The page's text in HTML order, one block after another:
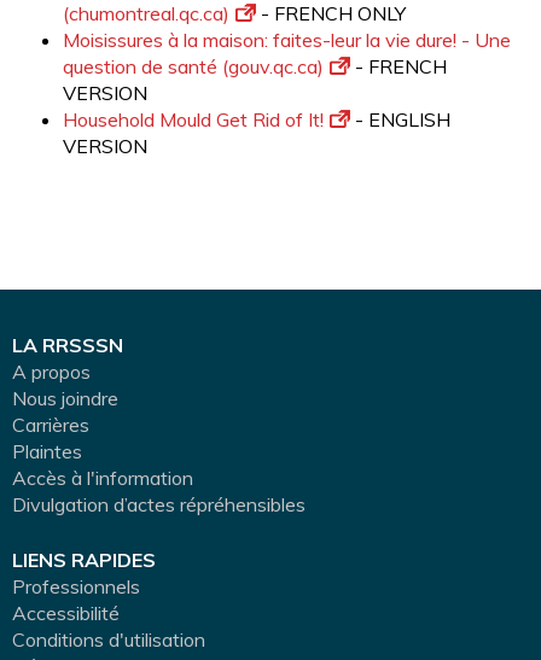
(chumontreal.qc.ca)
- FRENCH ONLY
Moisissures à la maison: faites-leur la vie dure! - Une
question de santé (gouv.qc.ca)
- FRENCH
VERSION
Household Mould Get Rid of It!
- ENGLISH
VERSION
LA RRSSSN
A propos
Nous joindre
Carrières
Plaintes
Accès à l'information
Divulgation d’actes répréhensibles
LIENS RAPIDES
Professionnels
Accessibilité
Conditions d'utilisation